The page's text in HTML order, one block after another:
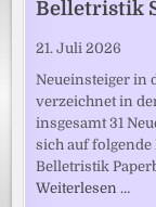
Belletristik
21. Juli 2026
Neueinsteiger in
verzeichnet in
insgesamt 31
sich auf
Belletristik
Weiterlesen …